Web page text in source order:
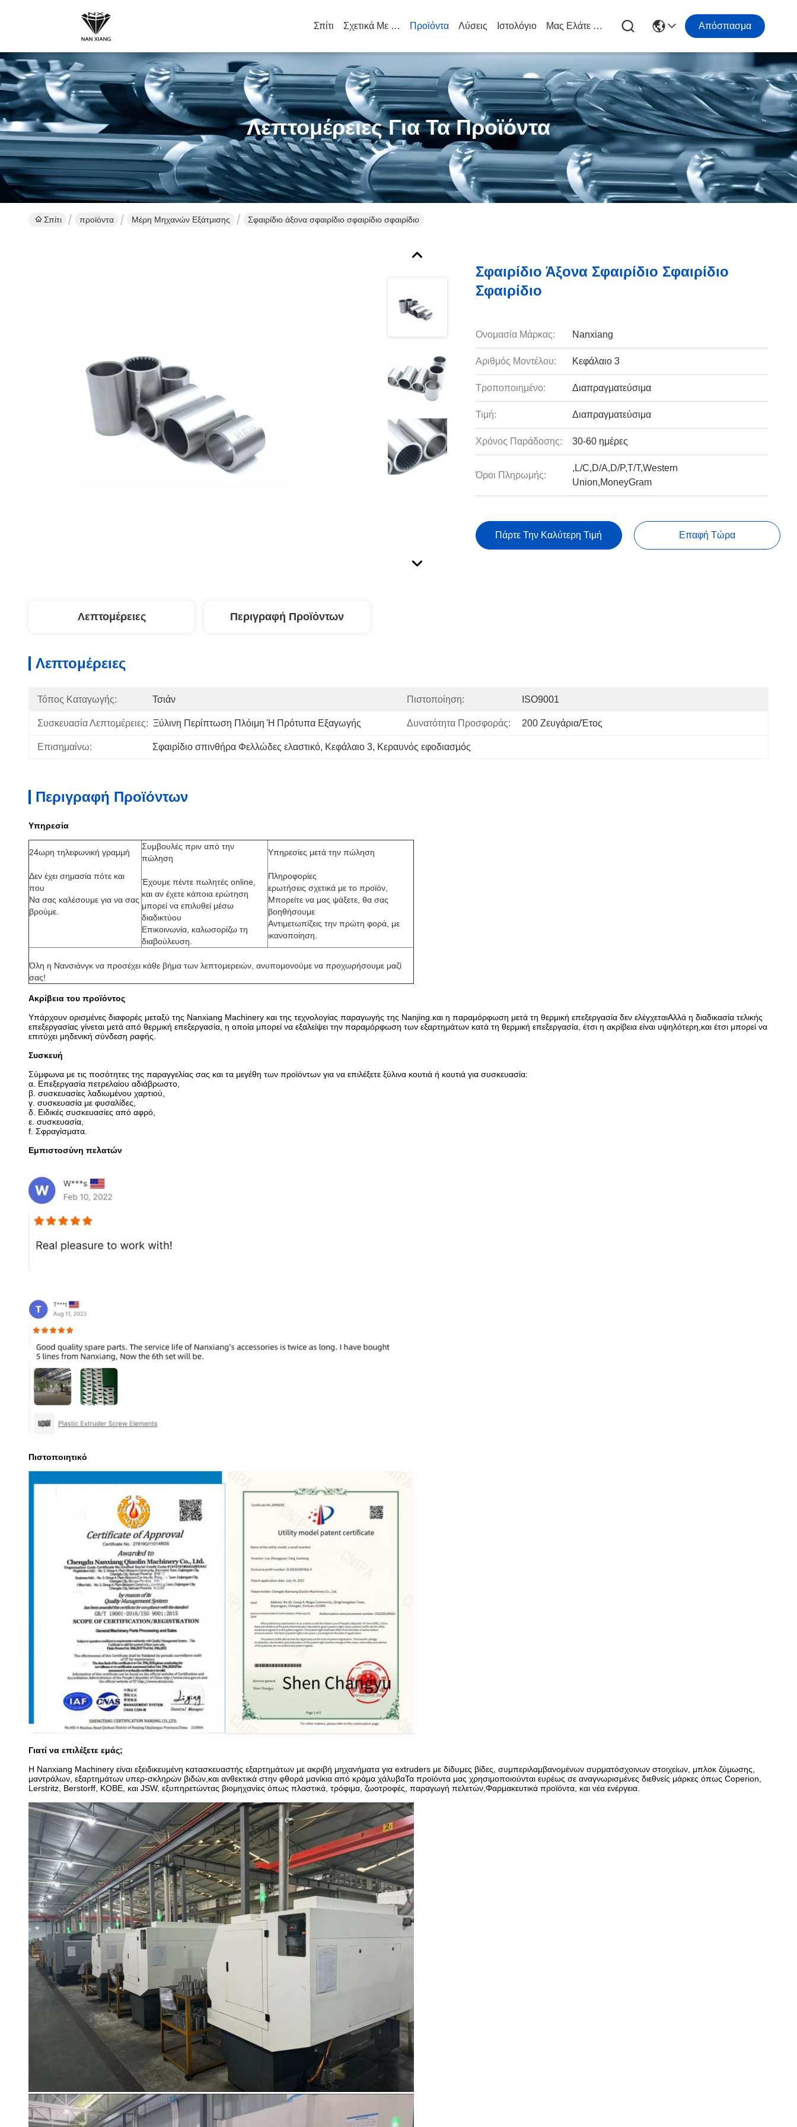
Σπίτι Σχετικά Με Εμάς Προϊόντα Λύσεις Ιστολόγιο Μας Ελάτε Σε Επαφή Με Απόσπασμα
Λεπτομέρειες Για Τα Προϊόντα
Σπίτι προϊόντα Μέρη Μηχανών Εξάτμισης Σφαιρίδιο άξονα σφαιρίδιο σφαιρίδιο σφαιρίδιο
Σφαιρίδιο Άξονα Σφαιρίδιο Σφαιρίδιο
Σφαιρίδιο
Ονομασία Μάρκας: Nanxiang
Αριθμός Μοντέλου: Κεφάλαιο 3
Τροποποιημένο: Διαπραγματεύσιμα
Τιμή: Διαπραγματεύσιμα
Χρόνος Παράδοσης: 30-60 ημέρες
Όροι Πληρωμής:
,L/C,D/A,D/P,T/T,Western
Union,MoneyGram
Πάρτε Την Καλύτερη Τιμή Επαφή Τώρα
Λεπτομέρειες Περιγραφή Προϊόντων
Λεπτομέρειες
Τόπος Καταγωγής: Τσιάν Πιστοποίηση: ISO9001
Συσκευασία Λεπτομέρειες: Ξύλινη Περίπτωση Πλόιμη Ή Πρότυπα Εξαγωγής Δυνατότητα Προσφοράς: 200 Ζευγάρια/έτος
Επισημαίνω: Σφαιρίδιο σπινθήρα Φελλώδες ελαστικό, Κεφάλαιο 3, Κεραυνός εφοδιασμός
Περιγραφή Προϊόντων
Υπηρεσία
24ωρη τηλεφωνική γραμμή
Δεν έχει σημασία πότε και
που
Να σας καλέσουμε για να σας
βρούμε.
Συμβουλές πριν από την
πώληση
Έχουμε πέντε πωλητές online,
και αν έχετε κάποια ερώτηση
μπορεί να επιλυθεί μέσω
διαδικτύου
Επικοινωνία, καλωσορίζω τη
διαβούλευση.
Υπηρεσίες μετά την πώληση
Πληροφορίες
ερωτήσεις σχετικά με το προϊόν,
Μπορείτε να μας ψάξετε, θα σας
βοηθήσουμε
Αντιμετωπίζεις την πρώτη φορά, με
ικανοποίηση.
Όλη η Νανσιάνγκ να προσέχει κάθε βήμα των λεπτομερειών, ανυπομονούμε να προχωρήσουμε μαζί
σας!
Ακρίβεια του προϊόντος
Υπάρχουν ορισμένες διαφορές μεταξύ της Nanxiang Machinery και της τεχνολογίας παραγωγής της Nanjing.και η παραμόρφωση μετά τη θερμική επεξεργασία δεν ελέγχεταιΑλλά η διαδικασία τελικής
επεξεργασίας γίνεται μετά από θερμική επεξεργασία, η οποία μπορεί να εξαλείψει την παραμόρφωση των εξαρτημάτων κατά τη θερμική επεξεργασία, έτσι η ακρίβεια είναι υψηλότερη,και έτσι μπορεί να
επιτύχει μηδενική σύνδεση ραφής.
Συσκευή
Σύμφωνα με τις ποσότητες της παραγγελίας σας και τα μεγέθη των προϊόντων για να επιλέξετε ξύλινα κουτιά ή κουτιά για συσκευασία:
α. Επεξεργασία πετρελαίου αδιάβρωστο,
β. συσκευασίες λαδιωμένου χαρτιού,
γ. συσκευασία με φυσαλίδες,
δ. Ειδικές συσκευασίες από αφρό,
ε. συσκευασία,
f. Σφραγίσματα.
Εμπιστοσύνη πελατών
Πιστοποιητικό
Γιατί να επιλέξετε εμάς;
Η Nanxiang Machinery είναι εξειδικευμένη κατασκευαστής εξαρτημάτων με ακριβή μηχανήματα για extruders με δίδυμες βίδες, συμπεριλαμβανομένων συρματόσχοινων στοιχείων, μπλοκ ζύμωσης,
μαντράλων, εξαρτημάτων υπερ-σκληρών βιδών,και ανθεκτικά στην φθορά μανίκια από κράμα χάλυβαΤα προϊόντα μας χρησιμοποιούνται ευρέως σε αναγνωρισμένες διεθνείς μάρκες όπως Coperion,
Lerstritz, Berstorff, KOBE, και JSW, εξυπηρετώντας βιομηχανίες όπως πλαστικά, τρόφιμα, ζωοτροφές, παραγωγή πελετών,Φαρμακευτικά προϊόντα, και νέα ενέργεια.